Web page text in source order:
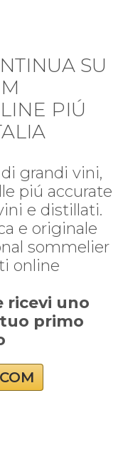
SU
PIÚ
grandi vini,
piú accurate
e distillati.
e originale
sommelier
online
ricevi uno
primo